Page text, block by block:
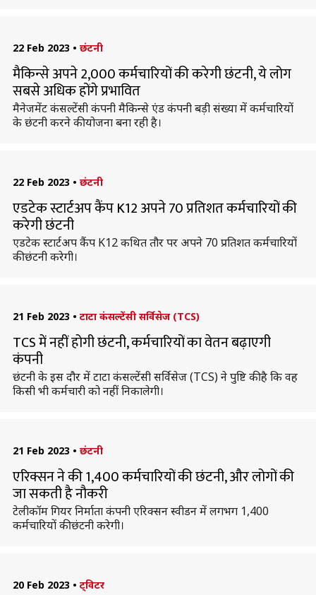
22 Feb 2023 • छंटनी
मैकिन्से अपने 2,000 कर्मचारियों की करेगी छंटनी, ये लोग
सबसे अधिक होंगे प्रभावित
मैनेजमेंट कंसल्टेंसी कंपनी मैकिन्से एंड कंपनी बड़ी संख्या में कर्मचारियों
के छंटनी करने की योजना बना रही है।
22 Feb 2023 • छंटनी
एडटेक स्टार्टअप कैंप K12 अपने 70 प्रतिशत कर्मचारियों की
करेगी छंटनी
एडटेक स्टार्टअप कैंप K12 कथित तौर पर अपने 70 प्रतिशत कर्मचारियों
की छंटनी करेगी।
21 Feb 2023 • टाटा कंसल्टेंसी सर्विसेज (TCS)
TCS में नहीं होगी छंटनी, कर्मचारियों का वेतन बढ़ाएगी
कंपनी
छंटनी के इस दौर में टाटा कंसल्टेंसी सर्विसेज (TCS) ने पुष्टि की है कि वह
किसी भी कर्मचारी को नहीं निकालेगी।
21 Feb 2023 • छंटनी
एरिक्सन ने की 1,400 कर्मचारियों की छंटनी, और लोगों की
जा सकती है नौकरी
टेलीकॉम गियर निर्माता कंपनी एरिक्सन स्वीडन में लगभग 1,400
कर्मचारियों की छंटनी करेगी।
20 Feb 2023 • ट्विटर